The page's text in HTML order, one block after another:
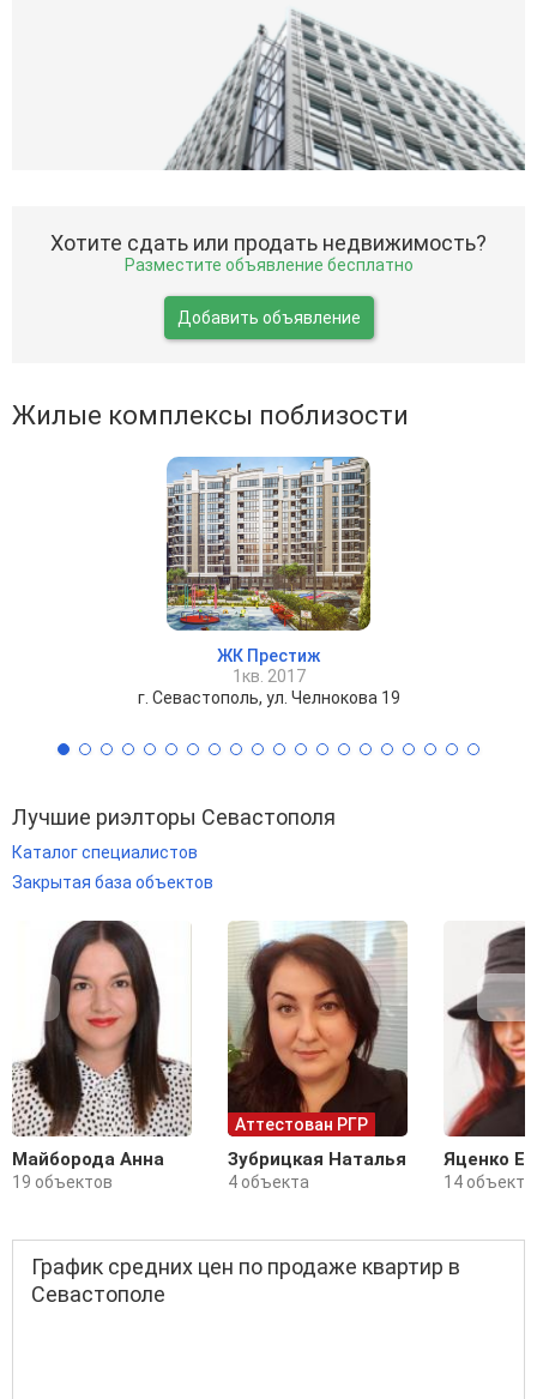
Хотите сдать или продать недвижимость?
Разместите объявление бесплатно
Добавить объявление
Жилые комплексы поблизости
ЖК Престиж
1кв. 2017
г. Севастополь, ул. Челнокова 19
Лучшие риэлторы Севастополя
Каталог специалистов
Закрытая база объектов
Майборода Анна
19 объектов
Аттестован РГР
Зубрицкая Наталья
4 объекта
Яценко
14
График средних цен по продаже квартир в
Севастополе